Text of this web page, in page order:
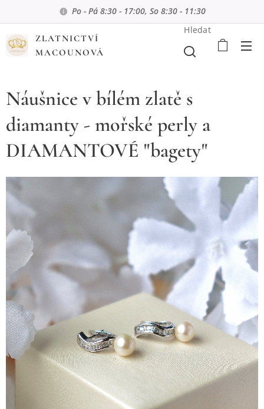
Po - Pá 8:30 - 17:00, So 8:30 - 11:30
ZLATNICTVÍ
MACOUNOVÁ
Hledat
Náušnice v bílém zlatě s
diamanty - mořské perly a
DIAMANTOVÉ "bagety"